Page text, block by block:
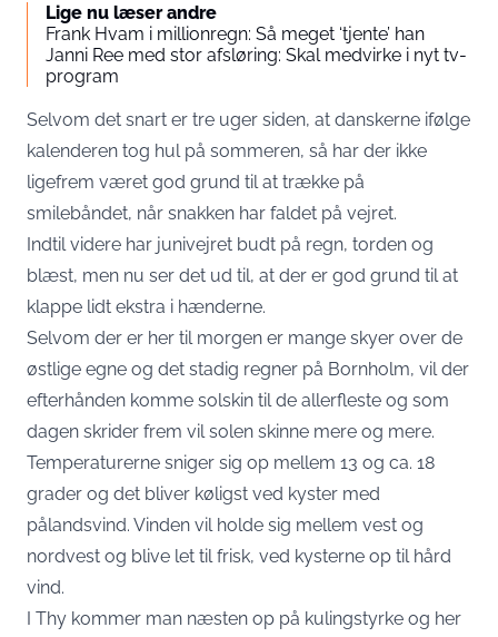
Lige nu læser andre
Frank Hvam i millionregn: Så meget ‘tjente’ han
Janni Ree med stor afsløring: Skal medvirke i nyt tv-
program
Selvom det snart er tre uger siden, at danskerne ifølge
kalenderen tog hul på sommeren, så har der ikke
ligefrem været god grund til at trække på
smilebåndet, når snakken har faldet på vejret.
Indtil videre har junivejret budt på regn, torden og
blæst, men nu ser det ud til, at der er god grund til at
klappe lidt ekstra i hænderne.
Selvom der er her til morgen er mange skyer over de
østlige egne og det stadig regner på Bornholm, vil der
efterhånden komme solskin til de allerfleste og som
dagen skrider frem vil solen skinne mere og mere.
Temperaturerne sniger sig op mellem 13 og ca. 18
grader og det bliver køligst ved kyster med
pålandsvind. Vinden vil holde sig mellem vest og
nordvest og blive let til frisk, ved kysterne op til hård
vind.
I Thy kommer man næsten op på kulingstyrke og her